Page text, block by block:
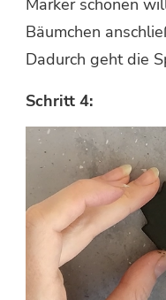
Bäumchen
Dadurch geht die
Schritt 4: